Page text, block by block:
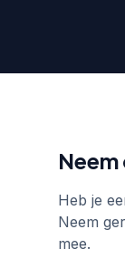
Heb je
Neem
mee.